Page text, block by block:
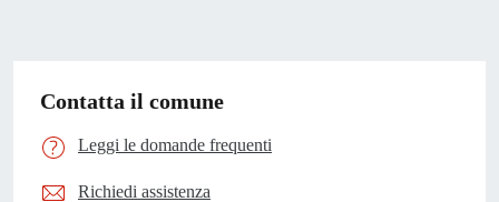
Contatta il comune
Leggi le domande frequenti
Richiedi assistenza